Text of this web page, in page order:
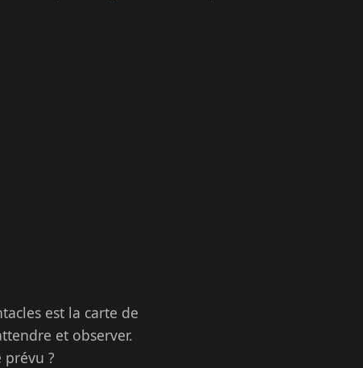
est la carte de
et observer.
prévu ?